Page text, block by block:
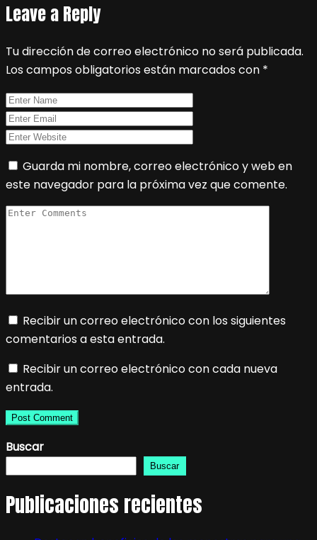
Leave a Reply
Tu dirección de correo electrónico no será publicada.
Los campos obligatorios están marcados con *
Guarda mi nombre, correo electrónico y web en
este navegador para la próxima vez que comente.
Recibir un correo electrónico con los siguientes
comentarios a esta entrada.
Recibir un correo electrónico con cada nueva
entrada.
Buscar
Buscar
Publicaciones recientes